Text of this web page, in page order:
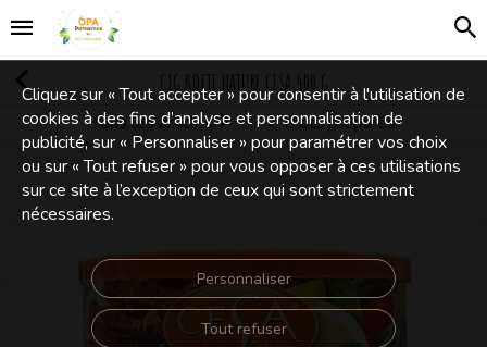
ÇIG KÖFTE NATURE CESA 400 G
Tous les articles
Conserves
Plats préparés
Cliquez sur « Tout accepter » pour consentir à l'utilisation de
cookies à des fins d’analyse et personnalisation de
publicité, sur « Personnaliser » pour paramétrer vos choix
ou sur « Tout refuser » pour vous opposer à ces utilisations
sur ce site à l’exception de ceux qui sont strictement
nécessaires.
Personnaliser
Tout refuser